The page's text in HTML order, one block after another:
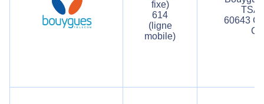
fixe)
614
(ligne
mobile)
TSA
60643